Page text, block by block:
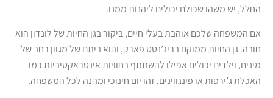
החלל, יש משהו שכולם יכולים ליהנות ממנו.
אם המשפחה שלכם אוהבת בעלי חיים, ביקור בגן החיות של לונדון הוא
חובה. גן החיות ממוקם בריג’נטס פארק, והוא ביתם של מגוון רחב של
מינים, וילדים יכולים אפילו להשתתף בחוויות אינטראקטיביות כמו
האכלת ג’ירפות או פינגווינים. זהו יום חינוכי ומהנה לכל המשפחה.